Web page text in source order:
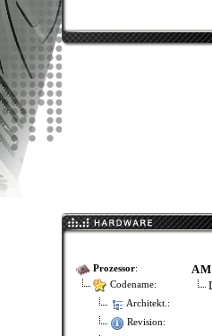
Prozessor:
Codename:
Architekt.:
Revision: